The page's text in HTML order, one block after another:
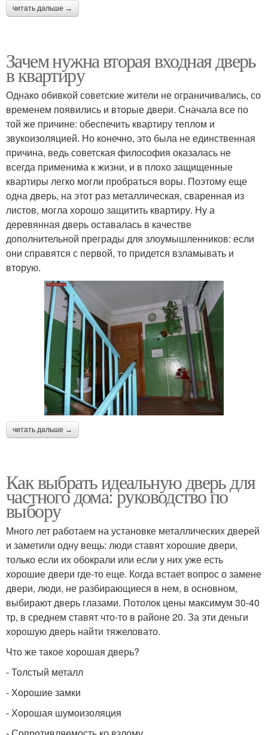
читать дальше →
Зачем нужна вторая входная дверь
в квартиру
Однако обивкой советские жители не ограничивались, со
временем появились и вторые двери. Сначала все по
той же причине: обеспечить квартиру теплом и
звукоизоляцией. Но конечно, это была не единственная
причина, ведь советская философия оказалась не
всегда применима к жизни, и в плохо защищенные
квартиры легко могли пробраться воры. Поэтому еще
одна дверь, на этот раз металлическая, сваренная из
листов, могла хорошо защитить квартиру. Ну а
деревянная дверь оставалась в качестве
дополнительной преграды для злоумышленников: если
они справятся с первой, то придется взламывать и
вторую.
читать дальше →
Как выбрать идеальную дверь для
частного дома: руководство по
выбору
Много лет работаем на установке металлических дверей
и заметили одну вещь: люди ставят хорошие двери,
только если их обокрали или если у них уже есть
хорошие двери где-то еще. Когда встает вопрос о замене
двери, люди, не разбирающиеся в нем, в основном,
выбирают дверь глазами. Потолок цены максимум 30-40
тр, в среднем ставят что-то в районе 20. За эти деньги
хорошую дверь найти тяжеловато.
Что же такое хорошая дверь?
- Толстый металл
- Хорошие замки
- Хорошая шумоизоляция